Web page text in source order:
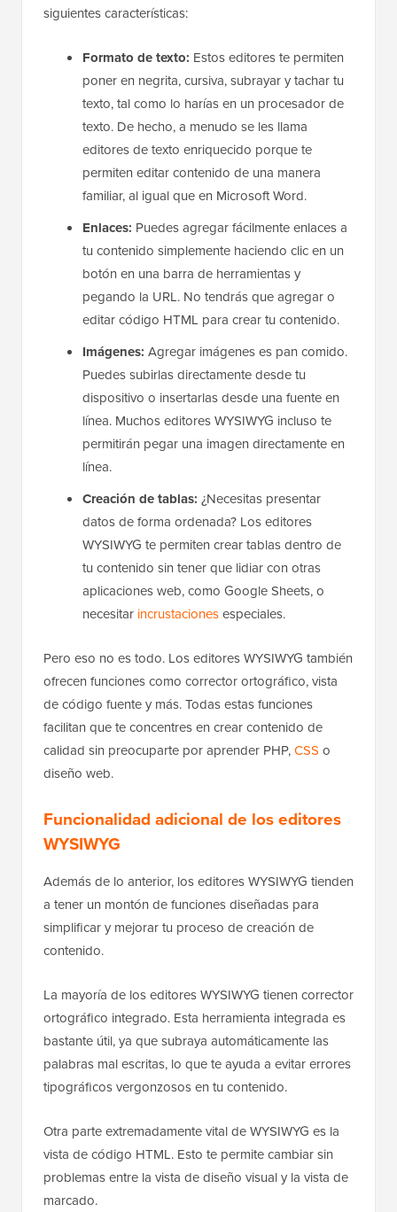
siguientes características:
Formato de texto: Estos editores te permiten
poner en negrita, cursiva, subrayar y tachar tu
texto, tal como lo harías en un procesador de
texto. De hecho, a menudo se les llama
editores de texto enriquecido porque te
permiten editar contenido de una manera
familiar, al igual que en Microsoft Word.
Enlaces: Puedes agregar fácilmente enlaces a
tu contenido simplemente haciendo clic en un
botón en una barra de herramientas y
pegando la URL. No tendrás que agregar o
editar código HTML para crear tu contenido.
Imágenes: Agregar imágenes es pan comido.
Puedes subirlas directamente desde tu
dispositivo o insertarlas desde una fuente en
línea. Muchos editores WYSIWYG incluso te
permitirán pegar una imagen directamente en
línea.
Creación de tablas: ¿Necesitas presentar
datos de forma ordenada? Los editores
WYSIWYG te permiten crear tablas dentro de
tu contenido sin tener que lidiar con otras
aplicaciones web, como Google Sheets, o
necesitar incrustacionesespeciales.
Pero eso no es todo. Los editores WYSIWYG también
ofrecen funciones como corrector ortográfico, vista
de código fuente y más. Todas estas funciones
facilitan que te concentres en crear contenido de
calidad sin preocuparte por aprender PHP,CSS o
diseño web.
Funcionalidad adicional de los editores
WYSIWYG
Además de lo anterior, los editores WYSIWYG tienden
a tener un montón de funciones diseñadas para
simplificar y mejorar tu proceso de creación de
contenido.
La mayoría de los editores WYSIWYG tienen corrector
ortográfico integrado. Esta herramienta integrada es
bastante útil, ya que subraya automáticamente las
palabras mal escritas, lo que te ayuda a evitar errores
tipográficos vergonzosos en tu contenido.
Otra parte extremadamente vital de WYSIWYG es la
vista de código HTML. Esto te permite cambiar sin
problemas entre la vista de diseño visual y la vista de
marcado.